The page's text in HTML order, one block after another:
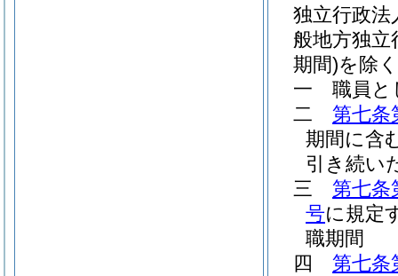
独立行政法
般地方独
期間)を除
一
職員と
二
第七条
期間に含
引き続い
三
第七条
号に規定
職期間
四
第七条